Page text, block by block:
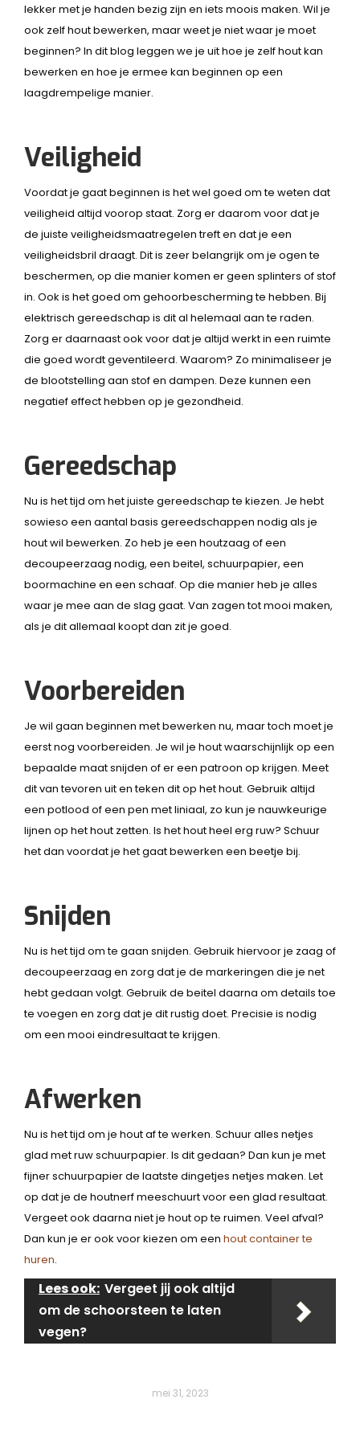
lekker met je handen bezig zijn en iets moois maken. Wil je
ook zelf hout bewerken, maar weet je niet waar je moet
beginnen? In dit blog leggen we je uit hoe je zelf hout kan
bewerken en hoe je ermee kan beginnen op een
laagdrempelige manier.
Veiligheid
Voordat je gaat beginnen is het wel goed om te weten dat
veiligheid altijd voorop staat. Zorg er daarom voor dat je
de juiste veiligheidsmaatregelen treft en dat je een
veiligheidsbril draagt. Dit is zeer belangrijk om je ogen te
beschermen, op die manier komen er geen splinters of stof
in. Ook is het goed om gehoorbescherming te hebben. Bij
elektrisch gereedschap is dit al helemaal aan te raden.
Zorg er daarnaast ook voor dat je altijd werkt in een ruimte
die goed wordt geventileerd. Waarom? Zo minimaliseer je
de blootstelling aan stof en dampen. Deze kunnen een
negatief effect hebben op je gezondheid.
Gereedschap
Nu is het tijd om het juiste gereedschap te kiezen. Je hebt
sowieso een aantal basis gereedschappen nodig als je
hout wil bewerken. Zo heb je een houtzaag of een
decoupeerzaag nodig, een beitel, schuurpapier, een
boormachine en een schaaf. Op die manier heb je alles
waar je mee aan de slag gaat. Van zagen tot mooi maken,
als je dit allemaal koopt dan zit je goed.
Voorbereiden
Je wil gaan beginnen met bewerken nu, maar toch moet je
eerst nog voorbereiden. Je wil je hout waarschijnlijk op een
bepaalde maat snijden of er een patroon op krijgen. Meet
dit van tevoren uit en teken dit op het hout. Gebruik altijd
een potlood of een pen met liniaal, zo kun je nauwkeurige
lijnen op het hout zetten. Is het hout heel erg ruw? Schuur
het dan voordat je het gaat bewerken een beetje bij.
Snijden
Nu is het tijd om te gaan snijden. Gebruik hiervoor je zaag of
decoupeerzaag en zorg dat je de markeringen die je net
hebt gedaan volgt. Gebruik de beitel daarna om details toe
te voegen en zorg dat je dit rustig doet. Precisie is nodig
om een mooi eindresultaat te krijgen.
Afwerken
Nu is het tijd om je hout af te werken. Schuur alles netjes
glad met ruw schuurpapier. Is dit gedaan? Dan kun je met
fijner schuurpapier de laatste dingetjes netjes maken. Let
op dat je de houtnerf meeschuurt voor een glad resultaat.
Vergeet ook daarna niet je hout op te ruimen. Veel afval?
Dan kun je er ook voor kiezen om een hout container te
huren.
Lees ook: Vergeet jij ook altijd
om de schoorsteen te laten
vegen?
mei 31, 2023